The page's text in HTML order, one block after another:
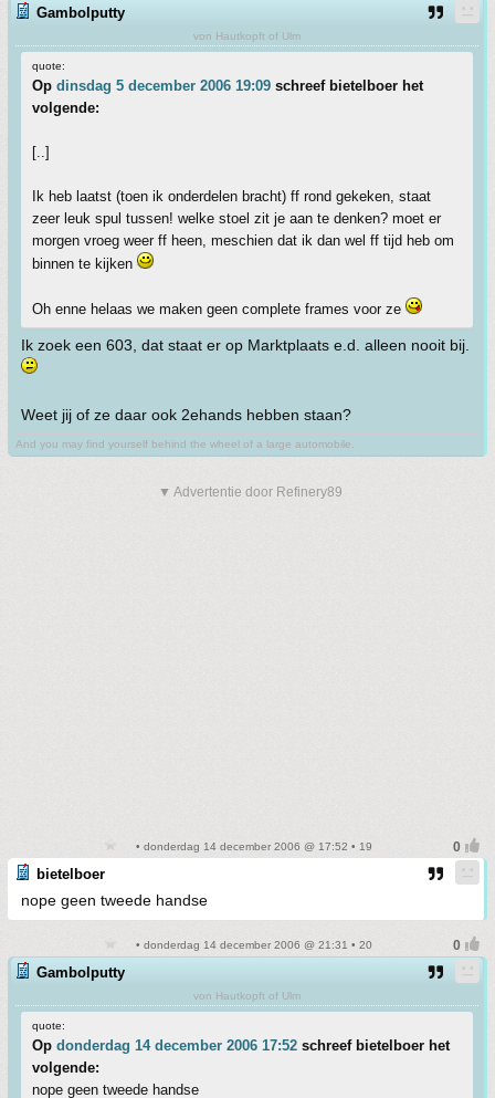
Gambolputty
von Hautkopft of Ulm
quote:
Op dinsdag 5 december 2006 19:09 schreef bietelboer het
volgende:
[..]
Ik heb laatst (toen ik onderdelen bracht) ff rond gekeken, staat
zeer leuk spul tussen! welke stoel zit je aan te denken? moet er
morgen vroeg weer ff heen, meschien dat ik dan wel ff tijd heb om
binnen te kijken
Oh enne helaas we maken geen complete frames voor ze
Ik zoek een 603, dat staat er op Marktplaats e.d. alleen nooit bij.
Weet jij of ze daar ook 2ehands hebben staan?
And you may find yourself behind the wheel of a large automobile.
▼ Advertentie door Refinery89
• donderdag 14 december 2006 @ 17:52 • 19
bietelboer
nope geen tweede handse
• donderdag 14 december 2006 @ 21:31 • 20
Gambolputty
von Hautkopft of Ulm
quote:
Op donderdag 14 december 2006 17:52 schreef bietelboer het
volgende:
nope geen tweede handse